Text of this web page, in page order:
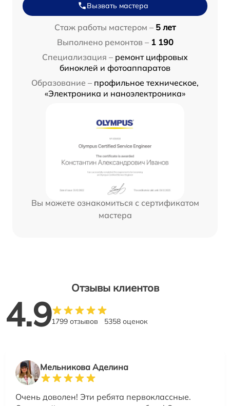
Вызвать мастера
Стаж работы мастером – 5 лет
Выполнено ремонтов – 1 190
Специализация – ремонт цифровых
биноклей и фотоаппаратов
Образование – профильное техническое,
«Электроника и наноэлектроника»
Вы можете ознакомиться с сертификатом
мастера
Отзывы клиентов
4.91799 отзывов 5358 оценок
Мельникова Аделина
Очень доволен! Эти ребята первоклассные.